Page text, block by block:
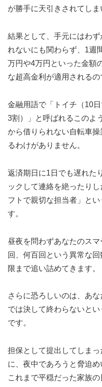
が勝手に天引きされてしま
結果として、手元にはわ
れないにも関わらず、1週
万円や4万円といった金額
な超高金利が適用されるの
金融用語で「トイチ（10
3割）」と呼ばれるこのよ
から借りられない自転車
るわけがありません。
返済期日に1日でも遅れた
ックして連絡を絶ったり
フトで親切な担当者」と
す。
昼夜を問わずあなたのス
回、何百回という異常な
限まで追い詰めてきます。
さらに恐ろしいのは、あ
では決して終わらないと
です。
担保として提出してしま
に、夜中であろうと脅迫め
これまで平穏だった家族